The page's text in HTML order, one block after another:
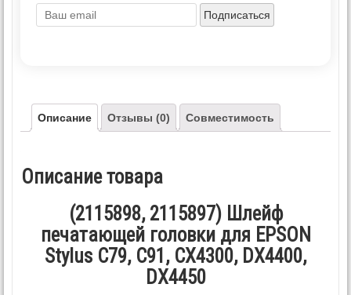
Подписаться
Описание Отзывы (0) Совместимость
Описание товара
(2115898, 2115897) Шлейф
печатающей головки для EPSON
Stylus C79, C91, CX4300, DX4400,
DX4450